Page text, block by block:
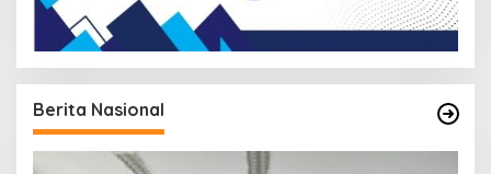
Berita Nasional